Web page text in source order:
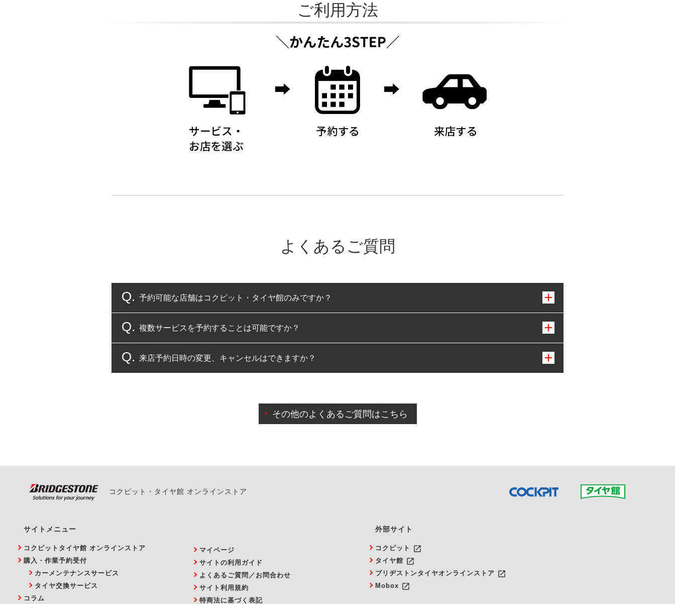
ご利用方法
よくあるご質問
予約可能な店舗はコクピット・タイヤ館のみですか？
コクピット・タイヤ館のみとなります。
複数サービスを予約することは可能ですか？
複数サービスのご予約は可能です。
来店予約日時の変更、キャンセルはできますか？
また、やむを得ない事由によりご予約のキャンセルをご希望の際は、直接ご予約いただいた店舗へご連絡くださ
その他のよくあるご質問はこちら
コクピット・タイヤ館 オンラインストア
サイトメニュー
コクピットタイヤ館 オンラインストア
購入・作業予約受付
カーメンテナンスサービス
タイヤ交換サービス
コラム
マイページ
サイトの利用ガイド
よくあるご質問／お問合わせ
サイト利用規約
特商法に基づく表記
外部サイト
コクピット launch
タイヤ館 launch
ブリヂストンタイヤオンラインストア launch
Mobox launch